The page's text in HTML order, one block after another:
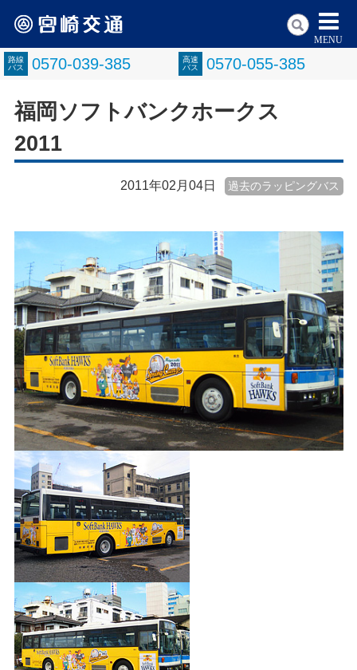
路線
バス
0570-039-385
高速
バス
0570-055-385
MENU
福岡ソフトバンクホークス
2011
2011年02月04日 過去のラッピングバス